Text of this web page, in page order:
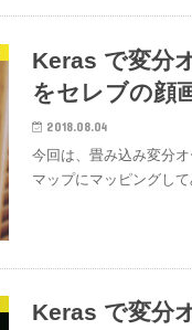
Keras で変分
をセレブの顔
2018.08.04
今回は、畳み込み変分
マップにマッピングし
Keras で変分